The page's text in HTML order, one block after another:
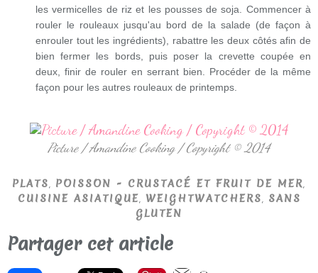
les vermicelles de riz et les pousses de soja. Commencer à
rouler le rouleaux jusqu'au bord de la salade (de façon à
enrouler tout les ingrédients), rabattre les deux côtés afin de
bien fermer les bords, puis poser la crevette coupée en
deux, finir de rouler en serrant bien. Procéder de la même
façon pour les autres rouleaux de printemps.
Picture / Amandine Cooking / Copyright © 2014
PLATS, POISSON - CRUSTACÉ ET FRUIT DE MER,
CUISINE ASIATIQUE, WEIGHTWATCHERS, SANS
GLUTEN
Partager cet article